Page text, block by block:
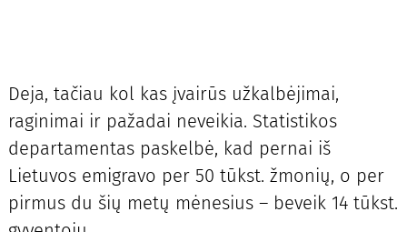
Deja, tačiau kol kas įvairūs užkalbėjimai,
raginimai ir pažadai neveikia. Statistikos
departamentas paskelbė, kad pernai iš
Lietuvos emigravo per 50 tūkst. žmonių, o per
pirmus du šių metų mėnesius – beveik 14 tūkst.